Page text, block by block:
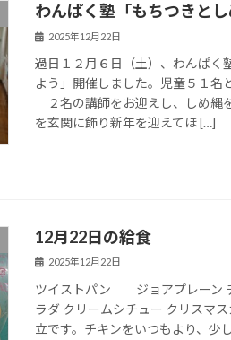
わんぱく塾「もちつきと
2025年12月22日
過日１２月６日（土）、わんぱく
よう」開催しました。児童５１名
２名の講師をお迎えし、しめ縄
を玄関に飾り新年を迎えてほ […]
12月22日の給食
2025年12月22日
ツイストパン ジョアプレーン
ラダ クリームシチュー クリスマ
立です。チキンをいつもより、少